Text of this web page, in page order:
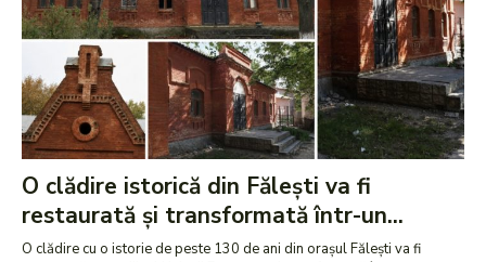
O clădire istorică din Fălești va fi
restaurată și transformată într-un...
O clădire cu o istorie de peste 130 de ani din orașul Fălești va fi